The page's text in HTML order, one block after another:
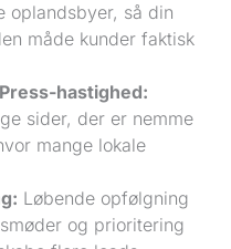
så din
måde kunder faktisk
hastighed:
sider, der er nemme
mange lokale
Løbende opfølgning
og prioritering